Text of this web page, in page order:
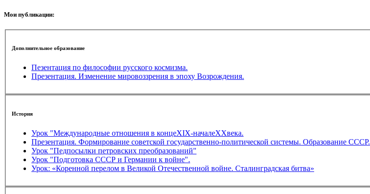
Мои публикации:
Дополнительное образование
Пезентация по философии русского космизма.
Презентация. Изменение мировоззрения в эпоху Возрождения.
История
Урок "Международные отношения в концеXIX-началеXXвека.
Презентация. Формирование советской государственно-политической системы. Образование СССР.
Урок "Педпосылки петровских преобразований"
Урок "Подготовка СССР и Германии к войне".
Урок: «Коренной перелом в Великой Отечественной войне. Сталинградская битва»